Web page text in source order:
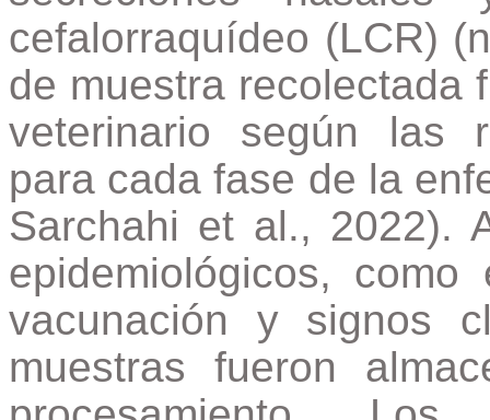
cefalorraquídeo (LCR)
de muestra recolectada
veterinario según las
para cada fase de la
Sarchahi et al., 2022).
epidemiológicos,
vacunación y signos
muestras fueron